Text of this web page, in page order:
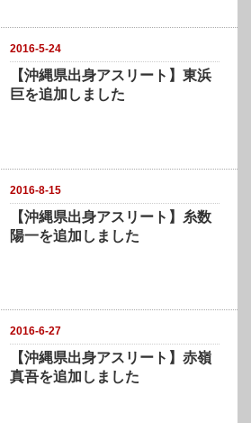
2016-5-24
【沖縄県出身アスリート】東浜
巨を追加しました
2016-8-15
【沖縄県出身アスリート】糸数
陽一を追加しました
2016-6-27
【沖縄県出身アスリート】赤嶺
真吾を追加しました